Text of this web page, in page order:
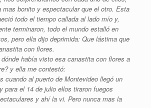
mas bonito y espectacular que el otro. Esta
todo el tiempo callada al lado mío y,
terminaron, todo el mundo estalló en
pero ella dijo deprimida: Que lástima que
con flores.
dónde había visto esa canastita con flores a
y ella me contestó:
cuando al puerto de Montevideo llegó un
para el 14 de julio ellos tiraron fuegos
y ahí la vi. Pero nunca mas la